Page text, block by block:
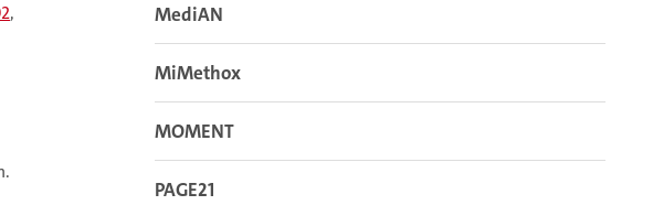
,
MediAN
MiMethox
MOMENT
PAGE21